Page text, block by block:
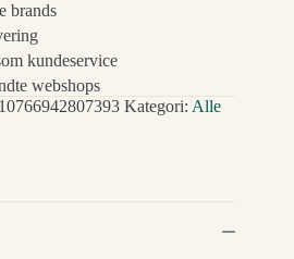
brands
kundeservice
webshops
Kategori: Alle